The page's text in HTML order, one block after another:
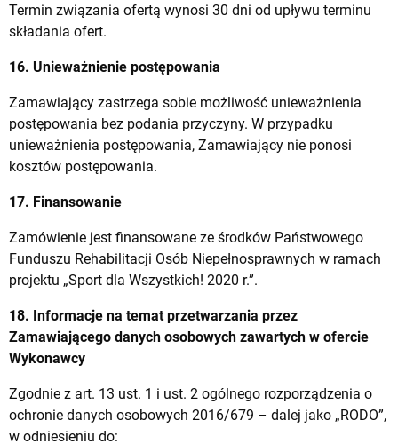
Termin związania ofertą wynosi 30 dni od upływu terminu
składania ofert.
16. Unieważnienie postępowania
Zamawiający zastrzega sobie możliwość unieważnienia
postępowania bez podania przyczyny. W przypadku
unieważnienia postępowania, Zamawiający nie ponosi
kosztów postępowania.
17. Finansowanie
Zamówienie jest finansowane ze środków Państwowego
Funduszu Rehabilitacji Osób Niepełnosprawnych w ramach
projektu „Sport dla Wszystkich! 2020 r.”.
18. Informacje na temat przetwarzania przez
Zamawiającego danych osobowych zawartych w ofercie
Wykonawcy
Zgodnie z art. 13 ust. 1 i ust. 2 ogólnego rozporządzenia o
ochronie danych osobowych 2016/679 – dalej jako „RODO”,
w odniesieniu do: